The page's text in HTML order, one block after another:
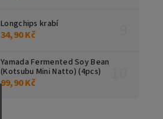
Longchips krabí
34,90 Kč
Yamada Fermented Soy Bean
(Kotsubu Mini Natto) (4pcs)
99,90 Kč